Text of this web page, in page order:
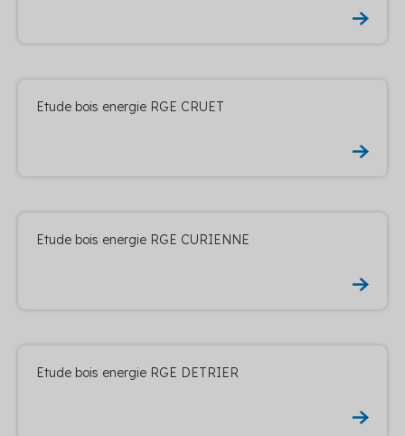
Etude bois energie RGE CRUET
Etude bois energie RGE CURIENNE
Etude bois energie RGE DETRIER